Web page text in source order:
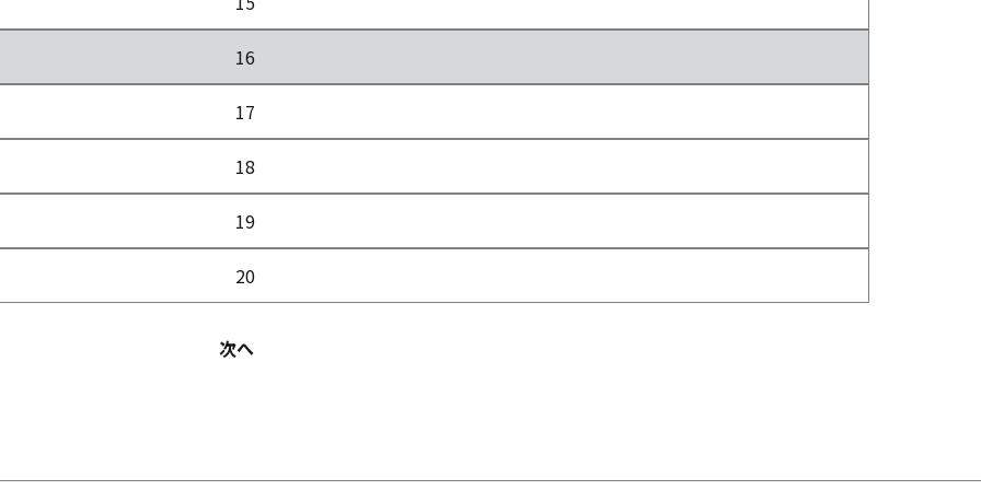
16
17
18
19
20
次へ